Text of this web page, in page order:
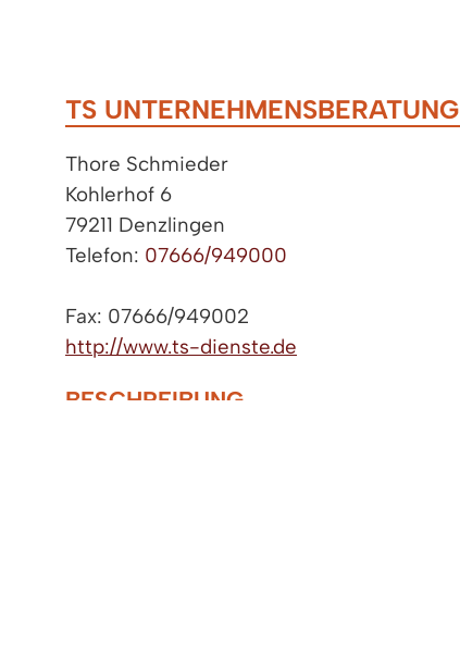
TS UNTERNEHMENSBERATUNG
Thore Schmieder
Kohlerhof 6
79211 Denzlingen
Telefon: 07666/949000
Fax: 07666/949002
http://www.ts-dienste.de
BESCHREIBUNG